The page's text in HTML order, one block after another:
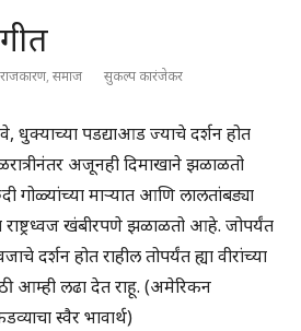
राजकारण,समाज सुकल्प कारंजेकर
धुक्याच्या पडद्याआड ज्याचे दर्शन होत
अजूनही दिमाखाने झळाळतो
गोळ्यांच्या माऱ्यात आणि लालतांबड्या
खंबीरपणे झळाळतो आहे. जोपर्यंत
दर्शन होत राहील तोपर्यंत ह्या वीरांच्या
आम्ही लढा देत राहू. (अमेरिकन
स्वैर भावार्थ)